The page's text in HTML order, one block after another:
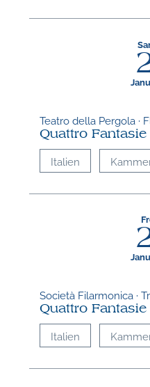
Teatro della Pergola ·
Quattro Fantasie
Italien
Società Filarmonica ·
Quattro Fantasie
Italien